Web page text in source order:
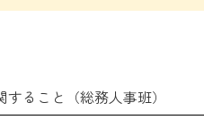
すること（総務人事班）